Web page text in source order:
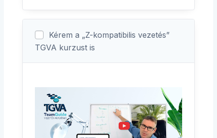
Kérem a „Z-kompatibilis vezetés”
TGVA kurzust is